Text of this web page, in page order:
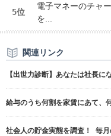
5位
電子マネーのチャ
を...
関連リンク
【出世力診断】あなたは社長に
給与のうち何割を家賃にあて、
社会人の貯金実態を調査！ 毎